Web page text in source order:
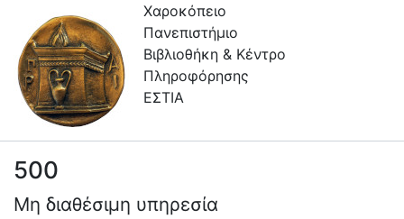
Χαροκόπειο
Πανεπιστήμιο
Βιβλιοθήκη & Κέντρο
Πληροφόρησης
ΕΣΤΙΑ
Πληροφορίες
Επικοινωνία
500
Μη διαθέσιμη υπηρεσία